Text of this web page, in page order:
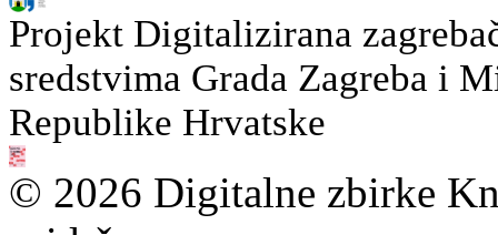
Projekt Digitalizirana
sredstvima Grada Zagreba i
Republike Hrvatske
© 2026 Digitalne zbirke